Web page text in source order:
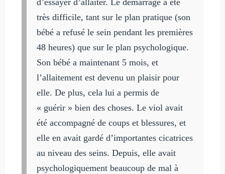
d’essayer d’allaiter. Le démarrage a été
très difficile, tant sur le plan pratique (son
bébé a refusé le sein pendant les premières
48 heures) que sur le plan psychologique.
Son bébé a maintenant 5 mois, et
l’allaitement est devenu un plaisir pour
elle. De plus, cela lui a permis de
« guérir » bien des choses. Le viol avait
été accompagné de coups et blessures, et
elle en avait gardé d’importantes cicatrices
au niveau des seins. Depuis, elle avait
psychologiquement beaucoup de mal à